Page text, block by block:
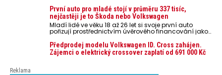
První auto pro mladé stojí v průměru 337 tisíc,
nejčastěji je to Škoda nebo Volkswagen
Mladí lidé ve věku 18 až 26 let si svoje první auto
pořizují prostřednictvím úvěrového financování jako
auto. Průměrná pořizovací cena vozu dosahuje 337
tisíc korun a průměrná financovaná částka
přesahuje 251 tisíc korun. Vyplývá to z dat Leasingu
Předprodej modelu Volkswagen ID. Cross zahájen.
Zájemci o elektrický crossover zaplatí od 691 000 Kč
Reklama